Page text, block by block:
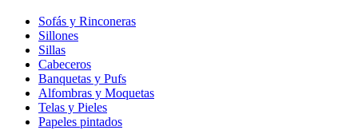
Sofás y Rinconeras
Sillones
Sillas
Cabeceros
Banquetas y Pufs
Alfombras y Moquetas
Telas y Pieles
Papeles pintados